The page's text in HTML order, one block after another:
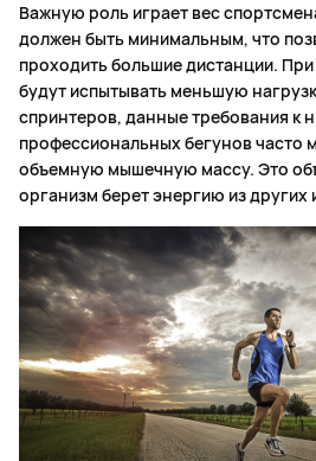
Важную роль играет вес
должен быть минимальным, что
проходить большие дистанции.
будут испытывать меньшую
спринтеров, данные требования к
профессиональных бегунов часто
объемную мышечную массу. Это
организм берет энергию из других